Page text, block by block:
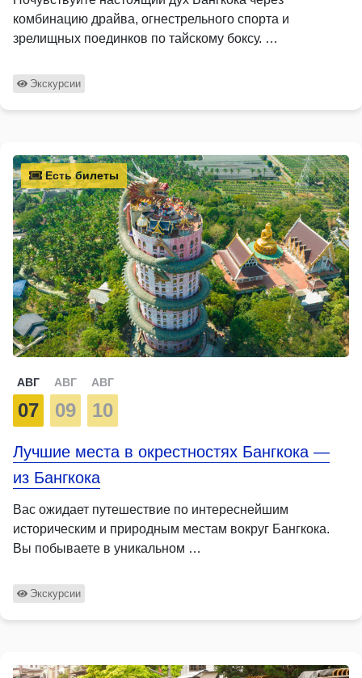
комбинацию драйва, огнестрельного спорта и
зрелищных поединков по тайскому боксу. …
Экскурсии
Есть билеты
АВГ
07
АВГ
09
АВГ
10
Лучшие места в окрестностях Бангкока —
из Бангкока
Вас ожидает путешествие по интереснейшим
историческим и природным местам вокруг Бангкока.
Вы побываете в уникальном …
Экскурсии